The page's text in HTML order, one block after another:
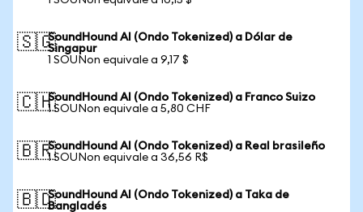
🇸🇬SoundHound AI (Ondo Tokenized) a Dólar de
Singapur
1 SOUNon equivale a 9,17 $
🇨🇭SoundHound AI (Ondo Tokenized) a Franco Suizo
1 SOUNon equivale a 5,80 CHF
🇧🇷SoundHound AI (Ondo Tokenized) a Real brasileño
1 SOUNon equivale a 36,56 R$
🇧🇩SoundHound AI (Ondo Tokenized) a Taka de
Bangladés